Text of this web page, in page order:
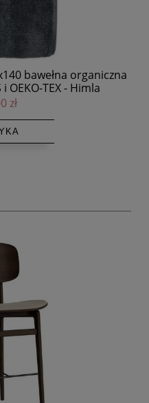
bawełna organiczna
OEKO-TEX - Himla
zł